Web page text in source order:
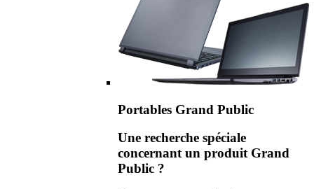
Portables Grand Public
Une recherche spéciale
concernant un produit Grand
Public ?